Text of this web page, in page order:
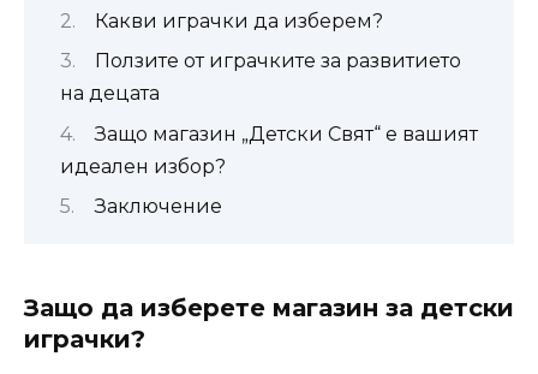
Какви играчки да изберем?
Ползите от играчките за развитието
на децата
Защо магазин „Детски Свят“ е вашият
идеален избор?
Заключение
Защо да изберете магазин за детски
играчки?